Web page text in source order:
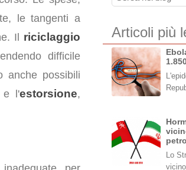
le tangenti a
Il riciclaggio
difficile
anche possibili
e l'estorsione,
Articoli più
Lo